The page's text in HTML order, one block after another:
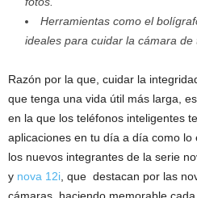
Herramientas como el
ideales para cuidar la cámara de
Razón por la que, cuidar la
que tenga una vida útil más larga,
en la que los teléfonos inteligentes
aplicaciones en tu día a día como
los nuevos integrantes de la serie
y nova 12i, que destacan por las